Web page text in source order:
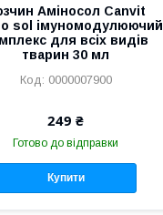
Аміносол Canvit
sol імуномодулюючий
для всіх видів
тварин 30 мл
0000007900
249 ₴
Готово до відправки
Купити